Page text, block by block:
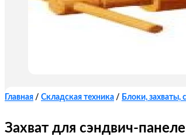
Главная / Складская техника / Блоки, захваты,
Захват для сэндвич-